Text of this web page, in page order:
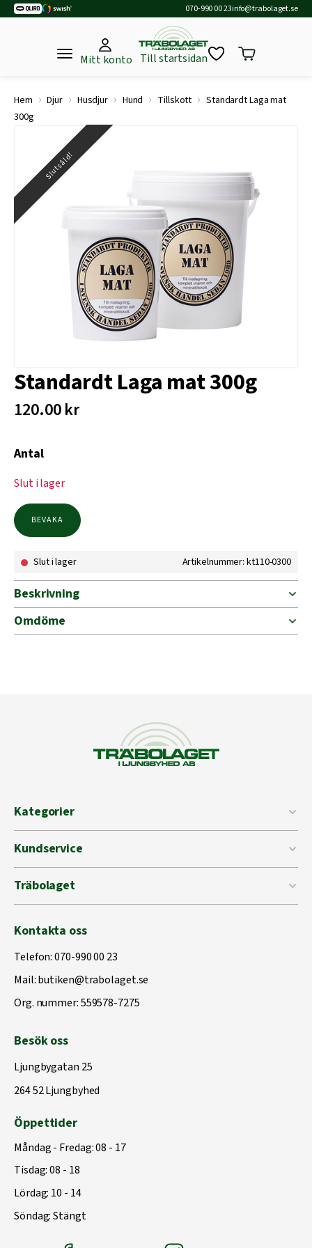
070-990 00 23info@trabolaget.se
Mitt konto Till startsidan
Hem › Djur › Husdjur › Hund › Tillskott › Standardt Laga mat
300g
Slutsåld!
Standardt Laga mat 300g
120.00kr
Antal
Slut i lager
BEVAKA
Slut i lager Artikelnummer: kt110-0300
Beskrivning
Omdöme
Kategorier
Kundservice
Träbolaget
Kontakta oss
Telefon:070-990 00 23
Mail:butiken@trabolaget.se
Org. nummer: 559578-7275
Besök oss
Ljungbygatan 25
264 52 Ljungbyhed
Öppettider
Måndag - Fredag: 08 - 17
Tisdag: 08 - 18
Lördag: 10 - 14
Söndag: Stängt